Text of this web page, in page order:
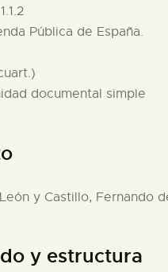
Pública de España.
documental simple
y Castillo, Fernando
y estructura